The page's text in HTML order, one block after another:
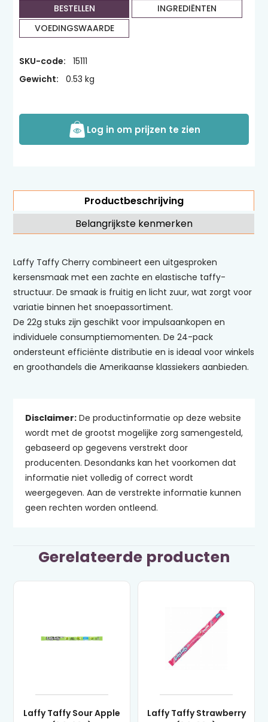
BESTELLEN
INGREDIËNTEN
VOEDINGSWAARDE
SKU-code:
15111
Gewicht:
0.53 kg
Log in om prijzen te zien
Productbeschrijving
Laffy Taffy Cherry combineert een uitgesproken
kersensmaak met een zachte en elastische taffy-
structuur. De smaak is fruitig en licht zuur, wat zorgt voor
variatie binnen het snoepassortiment.
De 22g stuks zijn geschikt voor impulsaankopen en
individuele consumptiemomenten. De 24-pack
ondersteunt efficiënte distributie en is ideaal voor winkels
en groothandels die Amerikaanse klassiekers aanbieden.
Belangrijkste kenmerken
Disclaimer:De productinformatie op deze website
wordt met de grootst mogelijke zorg samengesteld,
gebaseerd op gegevens verstrekt door
producenten. Desondanks kan het voorkomen dat
informatie niet volledig of correct wordt
weergegeven. Aan de verstrekte informatie kunnen
geen rechten worden ontleend.
Gerelateerde producten
Laffy Taffy Sour Apple
Laffy Taffy Strawberry